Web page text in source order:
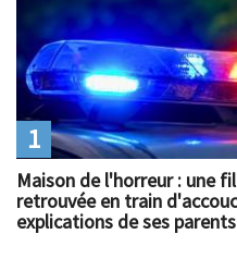
Maison de l'horreur : une
retrouvée en train
explications de ses
1